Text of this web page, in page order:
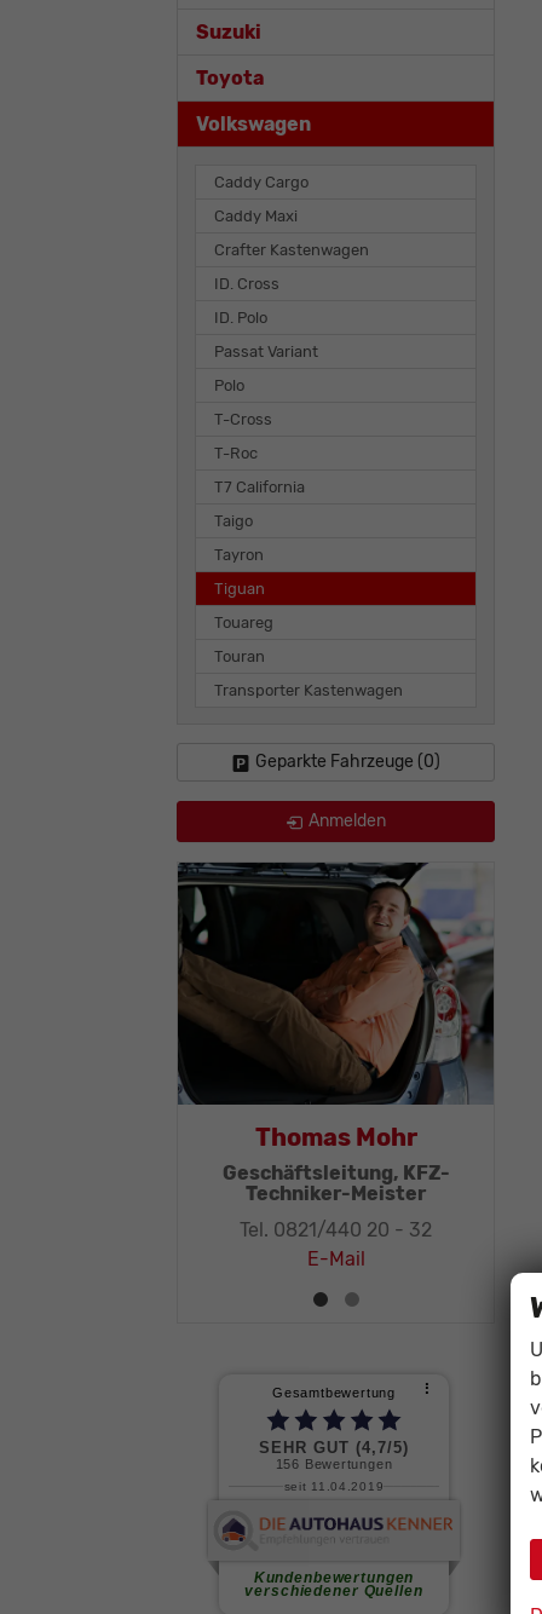
Suzuki
Toyota
Volkswagen
Caddy Cargo
Caddy Maxi
Crafter Kastenwagen
ID. Cross
ID. Polo
Passat Variant
Polo
T-Cross
T-Roc
T7 California
Taigo
Tayron
Tiguan
Touareg
Touran
Transporter Kastenwagen
Geparkte Fahrzeuge (0)
Anmelden
Thomas Mohr
Geschäftsleitung, KFZ-
Techniker-Meister
Tel. 0821/440 20 - 32
E-Mail